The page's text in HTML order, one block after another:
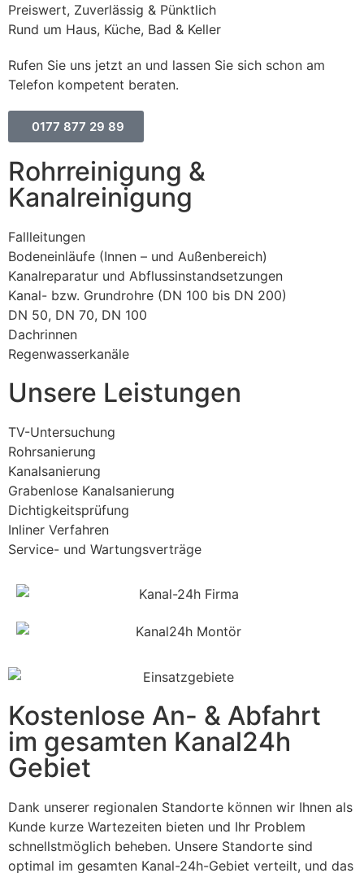
Preiswert, Zuverlässig & Pünktlich
Rund um Haus, Küche, Bad & Keller
Rufen Sie uns jetzt an und lassen Sie sich schon am
Telefon kompetent beraten.
0177 877 29 89
Rohrreinigung &
Kanalreinigung
Fallleitungen
Bodeneinläufe (Innen – und Außenbereich)
Kanalreparatur und Abflussinstandsetzungen
Kanal- bzw. Grundrohre (DN 100 bis DN 200)
DN 50, DN 70, DN 100
Dachrinnen
Regenwasserkanäle
Unsere Leistungen
TV-Untersuchung
Rohrsanierung
Kanalsanierung
Grabenlose Kanalsanierung
Dichtigkeitsprüfung
Inliner Verfahren
Service- und Wartungsverträge
Kostenlose An- & Abfahrt
im gesamten Kanal24h
Gebiet
Dank unserer regionalen Standorte können wir Ihnen als
Kunde kurze Wartezeiten bieten und Ihr Problem
schnellstmöglich beheben. Unsere Standorte sind
optimal im gesamten Kanal-24h-Gebiet verteilt, und das